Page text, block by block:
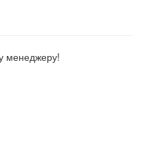
менеджеру!